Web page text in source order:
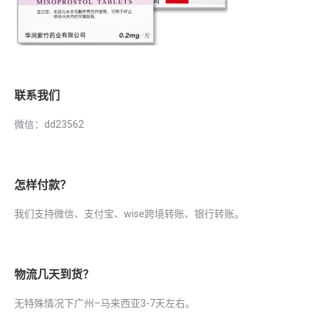
联系我们
微信：dd23562
怎样付款？
我们支持微信、支付宝、wise跨境转账、银行转账。
物流几天到货？
无特殊情况下广州–马来西亚3-7天左右。